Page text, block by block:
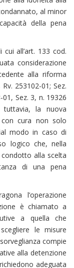
al minor
della pena
all’art. 133 cod.
considerazione
alla riforma
253102-01; Sez.
Sez. 3, n. 19326
tuttavia, la nuova
cura non solo
modo in caso di
logico che, nella
alla scelta
di una pena
l’operazione
è chiamato a
a quella che
le misure
compie
alla detenzione
adeguata